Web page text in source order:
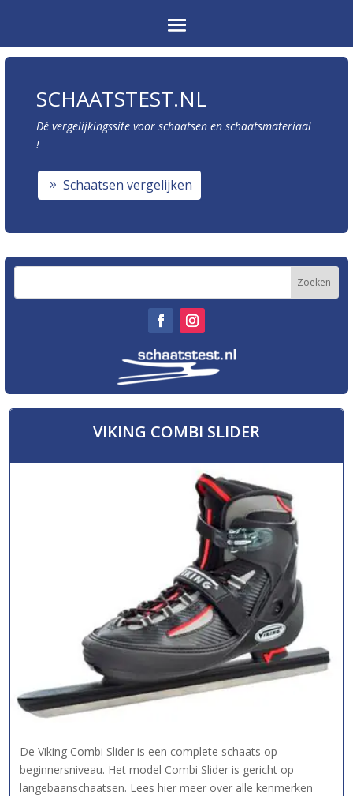
SCHAATSTEST.NL
Dé vergelijkingssite voor schaatsen en schaatsmateriaal
!
Schaatsen vergelijken
VIKING COMBI SLIDER
De Viking Combi Slider is een complete schaats op
beginnersniveau. Het model Combi Slider is gericht op
langebaanschaatsen. Lees hier meer over alle kenmerken